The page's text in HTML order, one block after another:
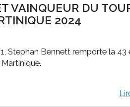
et solidaire "Rayon de Soleil"
de l'ACISE
VAINQUEUR DU
2024
Stephan Bennett remporte la 43